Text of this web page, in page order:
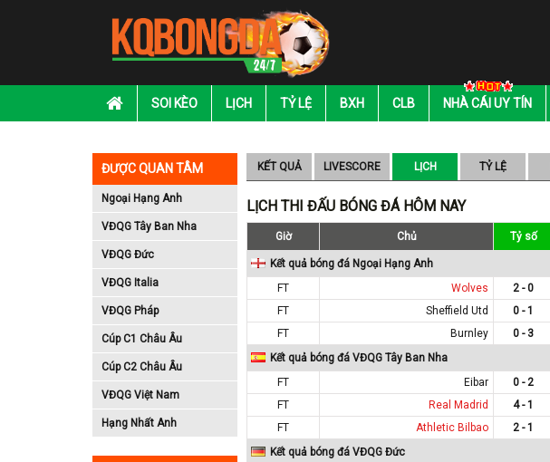
SOI KÈO LỊCH TỶ LỆ BXH CLB NHÀ CÁI UY TÍN
ĐƯỢC QUAN TÂM
Ngoại Hạng Anh
VĐQG Tây Ban Nha
VĐQG Đức
VĐQG Italia
VĐQG Pháp
Cúp C1 Châu Âu
Cúp C2 Châu Âu
VĐQG Việt Nam
Hạng Nhất Anh
KẾT QUẢ LIVESCORE LỊCH TỶ LỆ
LỊCH THI ĐẤU BÓNG ĐÁ HÔM NAY
Giờ Chủ Tỷ số
Kết quả bóng đá Ngoại Hạng Anh
FT
Wolves 2 - 0
FT
Sheffield Utd 0 - 1
FT
Burnley 0 - 3
Kết quả bóng đá VĐQG Tây Ban Nha
FT
Eibar 0 - 2
FT
Real Madrid 4 - 1
FT
Athletic Bilbao 2 - 1
Kết quả bóng đá VĐQG Đức